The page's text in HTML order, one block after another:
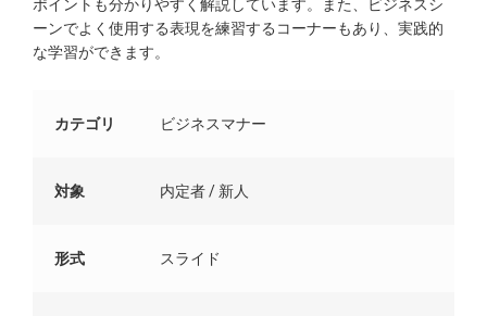
ポイントも分かりやすく解説しています。また、ビジネスシ
ーンでよく使用する表現を練習するコーナーもあり、実践的
な学習ができます。
カテゴリ ビジネスマナー
対象 内定者 / 新人
形式 スライド